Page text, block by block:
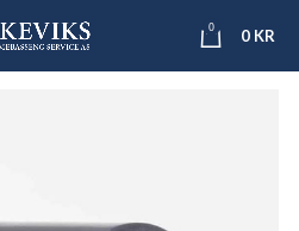
0 0 KR